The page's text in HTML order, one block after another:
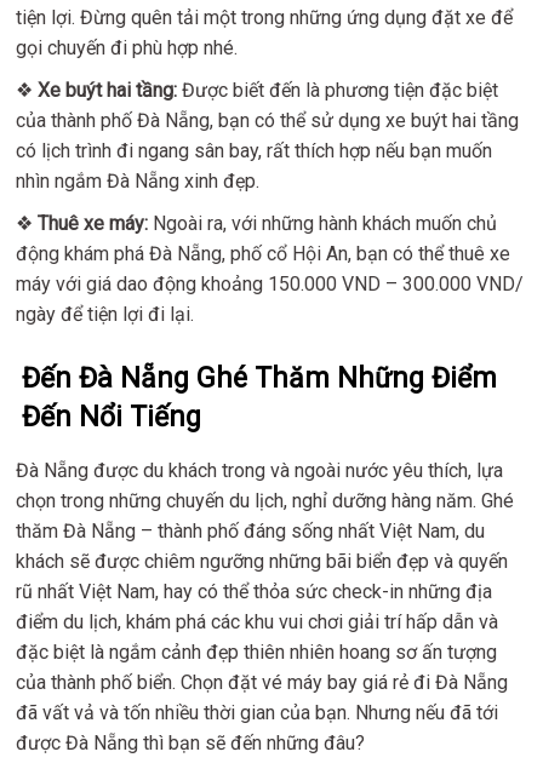
tiện lợi. Đừng quên tải một trong những ứng dụng đặt xe để
gọi chuyến đi phù hợp nhé.
❖Xe buýt hai tầng: Được biết đến là phương tiện đặc biệt
của thành phố Đà Nẵng, bạn có thể sử dụng xe buýt hai tầng
có lịch trình đi ngang sân bay, rất thích hợp nếu bạn muốn
nhìn ngắm Đà Nẵng xinh đẹp.
❖Thuê xe máy: Ngoài ra, với những hành khách muốn chủ
động khám phá Đà Nẵng, phố cổ Hội An, bạn có thể thuê xe
máy với giá dao động khoảng 150.000 VND – 300.000 VND/
ngày để tiện lợi đi lại.
Đến Đà Nẵng Ghé Thăm Những Điểm
Đến Nổi Tiếng
Đà Nẵng được du khách trong và ngoài nước yêu thích, lựa
chọn trong những chuyến du lịch, nghỉ dưỡng hàng năm. Ghé
thăm Đà Nẵng – thành phố đáng sống nhất Việt Nam, du
khách sẽ được chiêm ngưỡng những bãi biển đẹp và quyến
rũ nhất Việt Nam, hay có thể thỏa sức check-in những địa
điểm du lịch, khám phá các khu vui chơi giải trí hấp dẫn và
đặc biệt là ngắm cảnh đẹp thiên nhiên hoang sơ ấn tượng
của thành phố biển. Chọn đặt vé máy bay giá rẻ đi Đà Nẵng
đã vất vả và tốn nhiều thời gian của bạn. Nhưng nếu đã tới
được Đà Nẵng thì bạn sẽ đến những đâu?